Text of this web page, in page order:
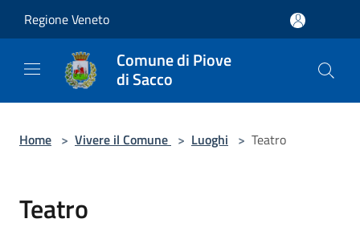
Regione Veneto
Comune di Piove
di Sacco
Home > Vivere il Comune > Luoghi > Teatro
Teatro